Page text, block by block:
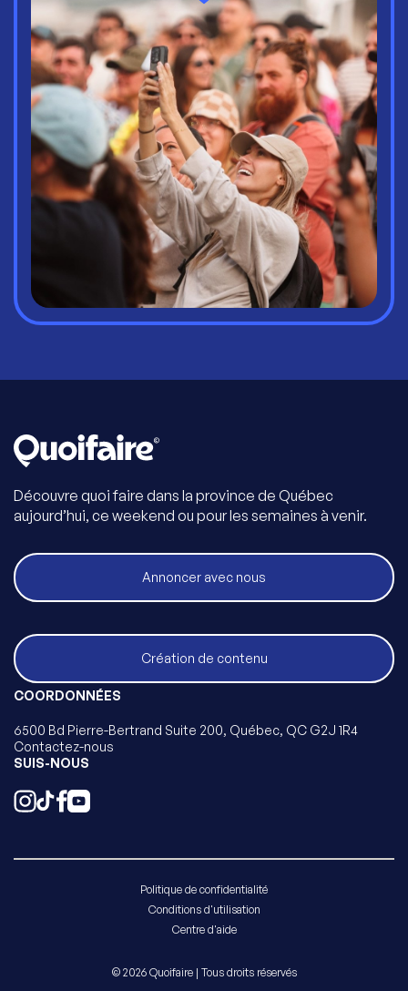
Découvre quoi faire dans la province de Québec
aujourd’hui, ce weekend ou pour les semaines à venir.
Annoncer avec nous
Création de contenu
COORDONNÉES
6500 Bd Pierre-Bertrand Suite 200, Québec, QC G2J 1R4
Contactez-nous
SUIS-NOUS
Politique de confidentialité
Conditions d'utilisation
Centre d'aide
© 2026 Quoifaire | Tous droits réservés